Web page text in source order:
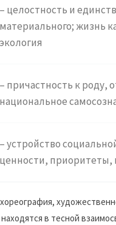
– целостность и
материального; жизнь
экология
– причастность к роду,
национальное
– устройство
ценности, приоритеты,
в тесной